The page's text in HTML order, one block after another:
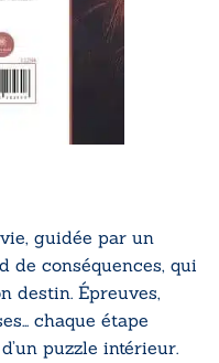
guidée par un
de conséquences, qui
destin. Épreuves,
chaque étape
puzzle intérieur.